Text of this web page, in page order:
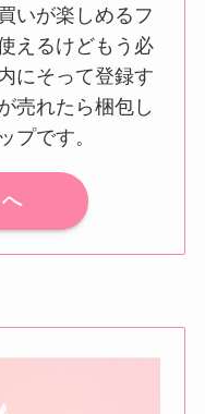
いが楽しめるフ
えるけどもう必
にそって登録す
売れたら梱包し
プです。